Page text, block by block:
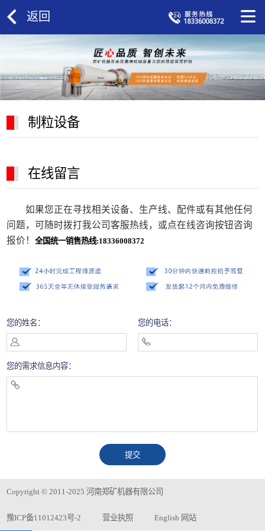
返回
制粒设备
在线留言
如果您正在寻找相关设备、生产线、配件或有其他任何
问题，可随时拨打我公司客服热线，或点在线咨询按钮咨询
报价！全国统一销售热线:18336008372
您的姓名： 您的电话：
您的需求信息内容：
Copyright © 2011-2025 河南郑矿机器有限公司
豫ICP备11012423号-2 营业执照 English 网站